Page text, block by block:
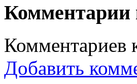
Комментарии
Комментариев
Добавить